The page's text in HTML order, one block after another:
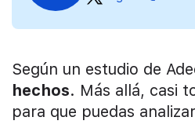
Según un estudio de
hechos. Más allá, casi
para que puedas